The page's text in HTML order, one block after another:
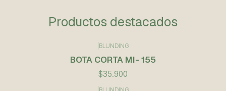
Productos destacados
BLUNDING
BOTA CORTA MI- 155
$35.900